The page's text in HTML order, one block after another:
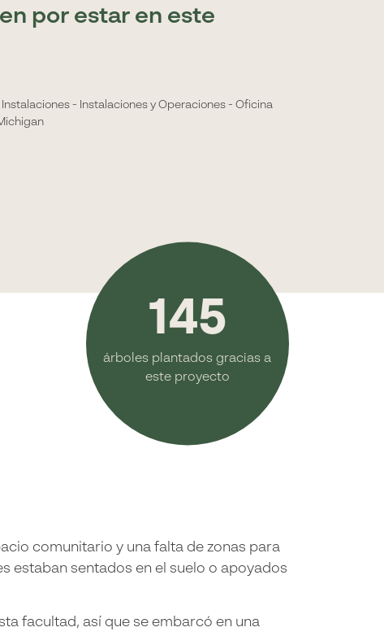
por estar en este
- Instalaciones y Operaciones - Oficina
145
árboles plantados gracias a
este proyecto
comunitario y una falta de zonas para
estaban sentados en el suelo o apoyados
facultad, así que se embarcó en una